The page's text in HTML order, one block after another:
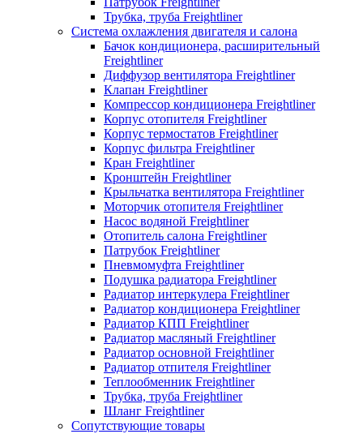
Трубка, труба Freightliner
Система охлажления двигателя и салона
Бачок кондиционера, расширительный
Freightliner
Диффузор вентилятора Freightliner
Клапан Freightliner
Компрессор кондиционера Freightliner
Корпус отопителя Freightliner
Корпус термостатов Freightliner
Корпус фильтра Freightliner
Кран Freightliner
Кронштейн Freightliner
Крыльчатка вентилятора Freightliner
Моторчик отопителя Freightliner
Насос водяной Freightliner
Отопитель салона Freightliner
Патрубок Freightliner
Пневмомуфта Freightliner
Подушка радиатора Freightliner
Радиатор интеркулера Freightliner
Радиатор кондиционера Freightliner
Радиатор КПП Freightliner
Радиатор масляный Freightliner
Радиатор основной Freightliner
Радиатор отпителя Freightliner
Теплообменник Freightliner
Трубка, труба Freightliner
Шланг Freightliner
Сопутствующие товары